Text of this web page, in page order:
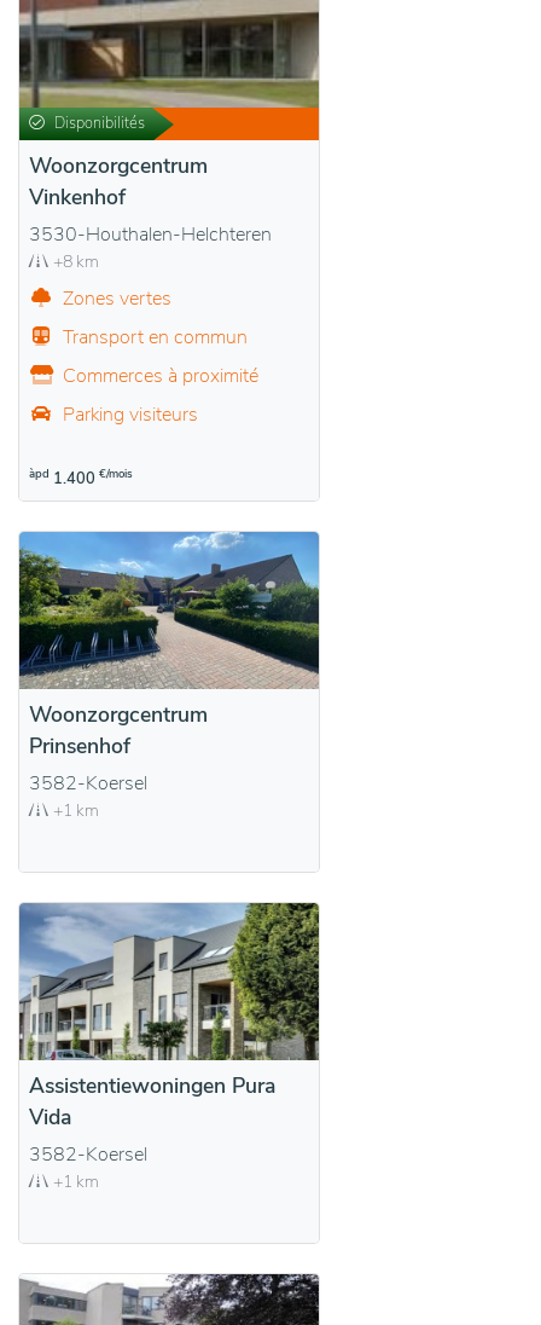
Disponibilités
Woonzorgcentrum
Vinkenhof
3530-Houthalen-Helchteren
+8 km
Zones vertes
Transport en commun
Commerces à proximité
Parking visiteurs
àpd 1.400 €/mois
Woonzorgcentrum
Prinsenhof
3582-Koersel
+1 km
Assistentiewoningen Pura
Vida
3582-Koersel
+1 km